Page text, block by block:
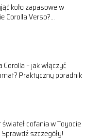
koło zapasowe w
Corolla Verso?
Corolla – jak włączyć
Praktyczny poradnik
świateł cofania w Toyocie
szczegóły!